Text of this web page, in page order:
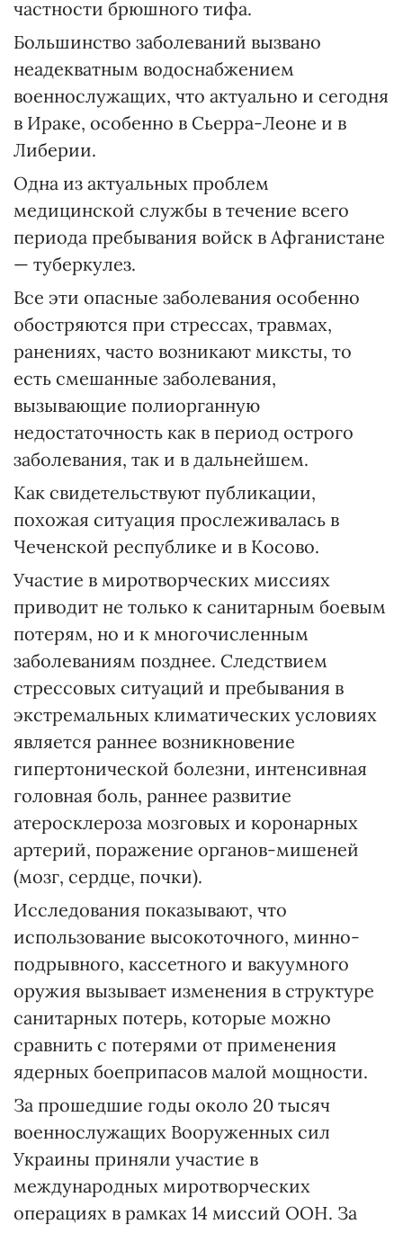
частности брюшного тифа.
Большинство заболеваний вызвано
неадекватным водоснабжением
военнослужащих, что актуально и сегодня
в Ираке, особенно в Сьерра-Леоне и в
Либерии.
Одна из актуальных проблем
медицинской службы в течение всего
периода пребывания войск в Афганистане
— туберкулез.
Все эти опасные заболевания особенно
обостряются при стрессах, травмах,
ранениях, часто возникают миксты, то
есть смешанные заболевания,
вызывающие полиорганную
недостаточность как в период острого
заболевания, так и в дальнейшем.
Как свидетельствуют публикации,
похожая ситуация прослеживалась в
Чеченской республике и в Косово.
Участие в миротворческих миссиях
приводит не только к санитарным боевым
потерям, но и к многочисленным
заболеваниям позднее. Следствием
стрессовых ситуаций и пребывания в
экстремальных климатических условиях
является раннее возникновение
гипертонической болезни, интенсивная
головная боль, раннее развитие
атеросклероза мозговых и коронарных
артерий, поражение органов-мишеней
(мозг, сердце, почки).
Исследования показывают, что
использование высокоточного, минно-
подрывного, кассетного и вакуумного
оружия вызывает изменения в структуре
санитарных потерь, которые можно
сравнить с потерями от применения
ядерных боеприпасов малой мощности.
За прошедшие годы около 20 тысяч
военнослужащих Вооруженных сил
Украины приняли участие в
международных миротворческих
операциях в рамках 14 миссий ООН. За